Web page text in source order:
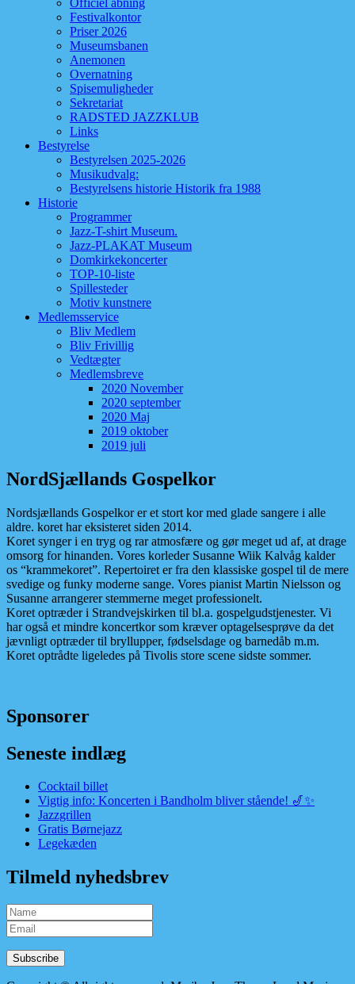
Festivalkontor
Priser 2026
Museumsbanen
Anemonen
Overnatning
Spisemuligheder
Sekretariat
RADSTED JAZZKLUB
Links
Bestyrelse
Bestyrelsen 2025-2026
Musikudvalg:
Bestyrelsens historie Historik fra 1988
Historie
Programmer
Jazz-T-shirt Museum.
Jazz-PLAKAT Museum
Domkirkekoncerter
TOP-10-liste
Spillesteder
Motiv kunstnere
Medlemsservice
Bliv Medlem
Bliv Frivillig
Vedtægter
Medlemsbreve
2020 November
2020 september
2020 Maj
2019 oktober
2019 juli
NordSjællands Gospelkor
Nordsjællands Gospelkor er et stort kor med glade sangere i alle
aldre. koret har eksisteret siden 2014.
Koret synger i en tryg og rar atmosfære og gør meget ud af, at drage
omsorg for hinanden. Vores korleder Susanne Wiik Kalvåg kalder
os “krammekoret”. Repertoiret er fra den klassiske gospel til de mere
svedige og funky moderne sange. Vores pianist Martin Nielsson og
Susanne arrangerer stemmerne meget professionelt.
Koret optræder i Strandvejskirken til bl.a. gospelgudstjenester. Vi
har også et mindre koncertkor som kræver optagelsesprøve da det
jævnligt optræder til bryllupper, fødselsdage og barnedåb m.m.
Koret optrådte ligeledes på Tivolis store scene sidste sommer.
Sponsorer
Seneste indlæg
Cocktail billet
Vigtig info: Koncerten i Bandholm bliver stående! 🎷✨
Jazzgrillen
Gratis Børnejazz
Legekæden
Tilmeld nyhedsbrev
Subscribe